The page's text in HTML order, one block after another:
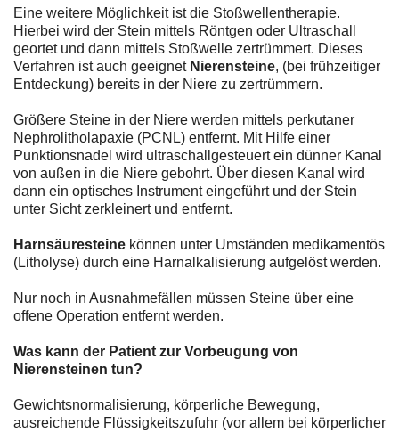
Eine weitere Möglichkeit ist die Stoßwellentherapie.
Hierbei wird der Stein mittels Röntgen oder Ultraschall
geortet und dann mittels Stoßwelle zertrümmert. Dieses
Verfahren ist auch geeignet Nierensteine, (bei frühzeitiger
Entdeckung) bereits in der Niere zu zertrümmern.
Größere Steine in der Niere werden mittels perkutaner
Nephrolitholapaxie (PCNL) entfernt. Mit Hilfe einer
Punktionsnadel wird ultraschallgesteuert ein dünner Kanal
von außen in die Niere gebohrt. Über diesen Kanal wird
dann ein optisches Instrument eingeführt und der Stein
unter Sicht zerkleinert und entfernt.
Harnsäuresteine können unter Umständen medikamentös
(Litholyse) durch eine Harnalkalisierung aufgelöst werden.
Nur noch in Ausnahmefällen müssen Steine über eine
offene Operation entfernt werden.
Was kann der Patient zur Vorbeugung von
Nierensteinen tun?
Gewichtsnormalisierung, körperliche Bewegung,
ausreichende Flüssigkeitszufuhr (vor allem bei körperlicher